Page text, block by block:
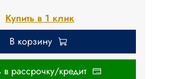
Купить в 1 клик
В корзину
в рассрочку/кредит